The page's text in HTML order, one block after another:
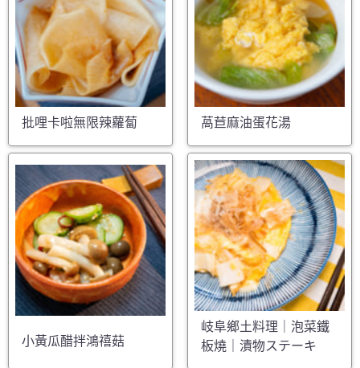
批哩卡啦無限辣蘿蔔 萵苣麻油蛋花湯
小黃瓜醋拌鴻禧菇
岐阜鄉土料理｜泡菜鐵
板燒｜漬物ステーキ